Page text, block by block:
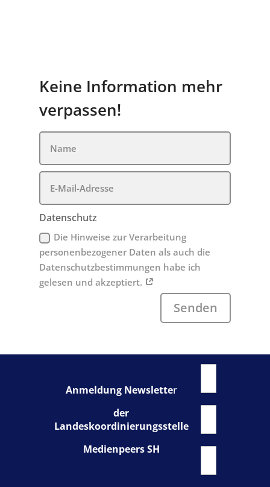
Keine Information mehr
verpassen!
Datenschutz
Die Hinweise zur Verarbeitung
personenbezogener Daten als auch die
Datenschutzbestimmungen habe ich
gelesen und akzeptiert.
Senden
Anmeldung Newsletter
der
Landeskoordinierungsstelle
Medienpeers SH